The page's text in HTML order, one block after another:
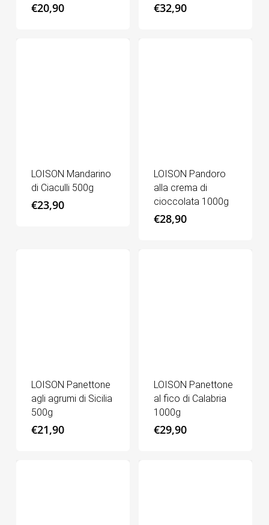
€20,90 €32,90
LOISON Mandarino
di Ciaculli 500g
€23,90
LOISON Pandoro
alla crema di
cioccolata 1000g
€28,90
LOISON Panettone
agli agrumi di Sicilia
500g
€21,90
LOISON Panettone
al fico di Calabria
1000g
€29,90